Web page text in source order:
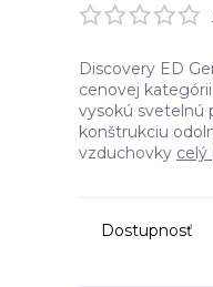
Discovery ED
cenovej
vysokú svetelnú
konštrukciu
vzduchovky celý
Dostupnosť